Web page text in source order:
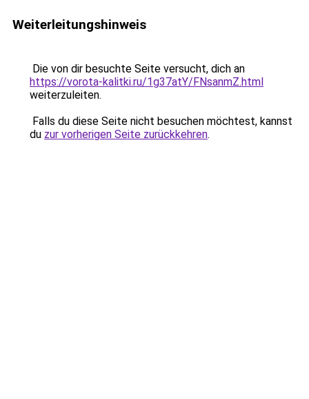
Weiterleitungshinweis
Die von dir besuchte Seite versucht, dich an
https://vorota-kalitki.ru/1g37atY/FNsanmZ.html
weiterzuleiten.
Falls du diese Seite nicht besuchen möchtest, kannst
du zur vorherigen Seite zurückkehren.